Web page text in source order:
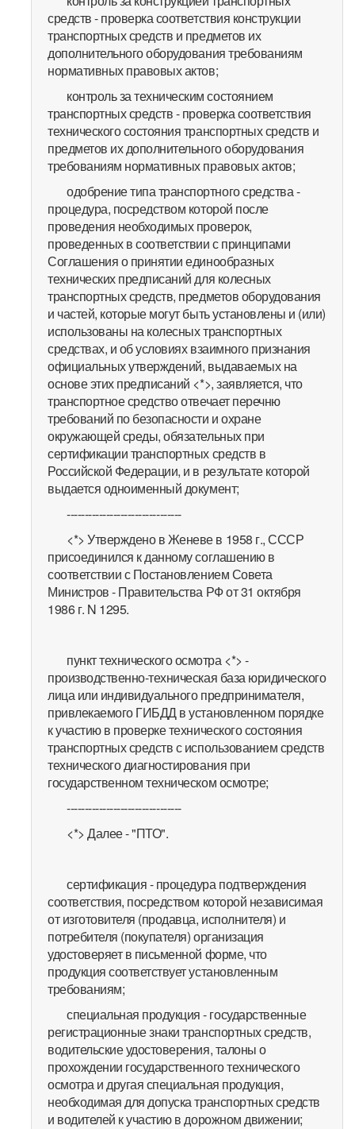
средств - проверка соответствия конструкции
транспортных средств и предметов их
дополнительного оборудования требованиям
нормативных правовых актов;
контроль за техническим состоянием
транспортных средств - проверка соответствия
технического состояния транспортных средств и
предметов их дополнительного оборудования
требованиям нормативных правовых актов;
одобрение типа транспортного средства -
процедура, посредством которой после
проведения необходимых проверок,
проведенных в соответствии с принципами
Соглашения о принятии единообразных
технических предписаний для колесных
транспортных средств, предметов оборудования
и частей, которые могут быть установлены и (или)
использованы на колесных транспортных
средствах, и об условиях взаимного признания
официальных утверждений, выдаваемых на
основе этих предписаний <*>, заявляется, что
транспортное средство отвечает перечню
требований по безопасности и охране
окружающей среды, обязательных при
сертификации транспортных средств в
Российской Федерации, и в результате которой
выдается одноименный документ;
--------------------------------
<*> Утверждено в Женеве в 1958 г., СССР
присоединился к данному соглашению в
соответствии с Постановлением Совета
Министров - Правительства РФ от 31 октября
1986 г. N 1295.
пункт технического осмотра <*> -
производственно-техническая база юридического
лица или индивидуального предпринимателя,
привлекаемого ГИБДД в установленном порядке
к участию в проверке технического состояния
транспортных средств с использованием средств
технического диагностирования при
государственном техническом осмотре;
--------------------------------
<*> Далее - "ПТО".
сертификация - процедура подтверждения
соответствия, посредством которой независимая
от изготовителя (продавца, исполнителя) и
потребителя (покупателя) организация
удостоверяет в письменной форме, что
продукция соответствует установленным
требованиям;
специальная продукция - государственные
регистрационные знаки транспортных средств,
водительские удостоверения, талоны о
прохождении государственного технического
осмотра и другая специальная продукция,
необходимая для допуска транспортных средств
и водителей к участию в дорожном движении;